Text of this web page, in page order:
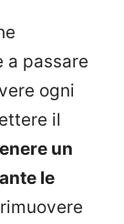
a passare
ogni
il
un
le